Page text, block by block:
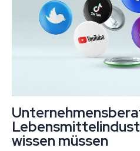
wissen müssen